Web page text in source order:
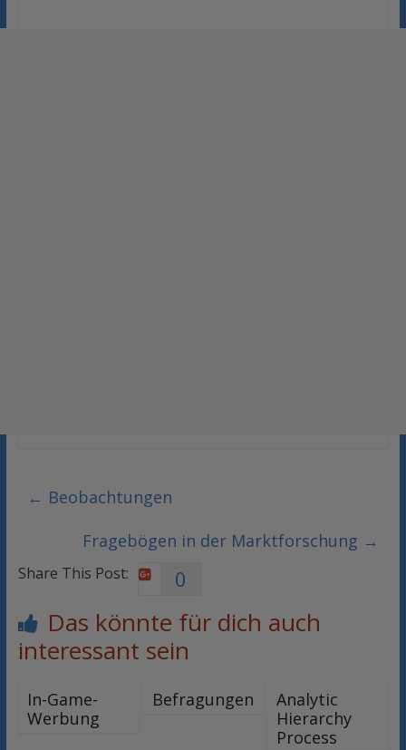
← Beobachtungen
Fragebögen in der Marktforschung →
Share This Post: 0
Das könnte für dich auch
interessant sein
In-Game-
Werbung
Befragungen
Analytic
Hierarchy
Process